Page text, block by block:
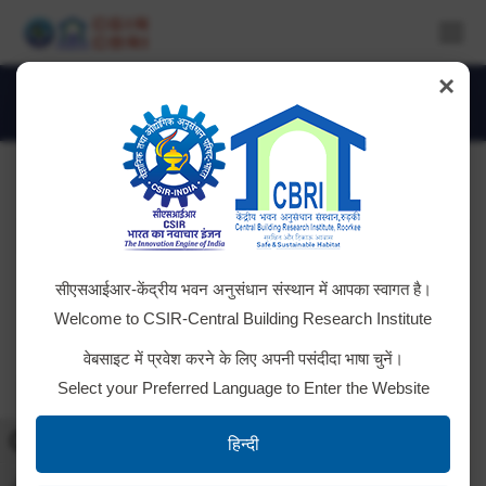
DSC_4191
You are here:
×
सीएसआईआर-केंद्रीय भवन अनुसंधान संस्थान में आपका स्वागत है।
Welcome to CSIR-Central Building Research Institute
वेबसाइट में प्रवेश करने के लिए अपनी पसंदीदा भाषा चुनें।
Select your Preferred Language to Enter the Website
हिन्दी